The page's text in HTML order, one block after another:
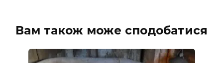
Вам також може сподобатися